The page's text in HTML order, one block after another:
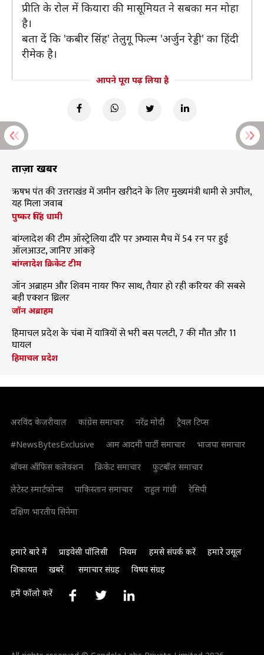
प्रीति के रोल में कियारा की मासूमियत ने सबका मन मोहा
है।
बता दें कि 'कबीर सिंह' तेलुगू फिल्म 'अर्जुन रेड्डी' का हिंदी
रीमेक है।
आपने पूरा पढ़ लिया है
ताज़ा खबरें
ऋषभ पंत की उत्तराखंड में जमीन खरीदने के लिए मुख्यमंत्री धामी से अपील,
यह मिला जवाब
पुष्कर सिंह धामी
बांग्लादेश की टीम ऑस्ट्रेलिया दौरे पर अभ्यास मैच में 54 रन पर हुई
ऑलआउट, जानिए आंकड़े
बांग्लादेश क्रिकेट टीम
जॉन अब्राहम और शिवम नायर फिर साथ, तैयार हो रही करियर की सबसे
बड़ी एक्शन थ्रिलर
जॉन अब्राहम
हिमाचल प्रदेश के चंबा में यात्रियों से भरी बस पलटी, 7 की मौत और 11
घायल
हिमाचल प्रदेश
अरविंद केजरीवाल कांग्रेस समाचार नरेंद्र मोदी
ट्रैवल टिप्स
#NewsBytesExclusive
आम आदमी पार्टी समाचार
भाजपा समाचार
बॉक्स ऑफिस कलेक्शन
क्रिकेट समाचार
फुटबॉल समाचार
लेटेस्ट स्मार्टफोन्स
पाकिस्तान समाचार राहुल गांधी
रेसिपी
दक्षिण भारतीय सिनेमा
हमारे बारे में प्राइवेसी पॉलिसी नियम हमसे संपर्क करें
हमारे उसूल
शिकायत
खबरें समाचार संग्रह विषय संग्रह
हमें फॉलो करें